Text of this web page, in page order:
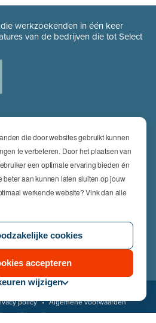
die door websites gebruikt kunnen
te verbeteren. Door het plaatsen van
een optimale ervaring bieden én
beter aan kunnen laten sluiten op jouw
werkende website? Vink dan alle
cookies
accepteren
wijzigen
werkzoekenden in één keer
van de bedrijven die tot Select
policy • Algemene voorwaarden